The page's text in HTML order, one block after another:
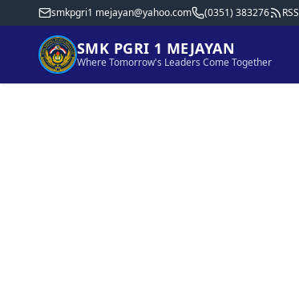
smkpgri1 mejayan@yahoo.com (0351) 383276 RSS
SMK PGRI 1 MEJAYAN
Where Tomorrow's Leaders Come Together